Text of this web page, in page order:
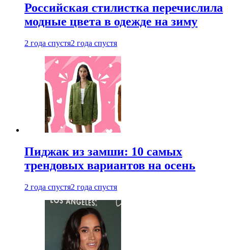
Российская стилистка перечислила
модные цвета в одежде на зиму
2 года спустя2 года спустя
Пиджак из замши: 10 самых
трендовых вариантов на осень
2 года спустя2 года спустя